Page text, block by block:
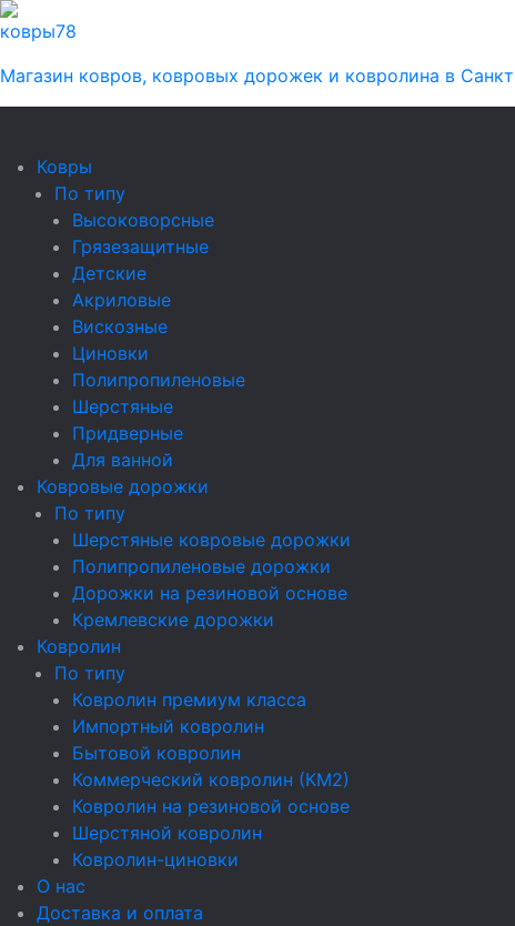
ковры78
Магазин ковров, ковровых дорожек и ковролина в
Ковры
По типу
Высоковорсные
Грязезащитные
Детские
Акриловые
Вискозные
Циновки
Полипропиленовые
Шерстяные
Придверные
Для ванной
Ковровые дорожки
По типу
Шерстяные ковровые дорожки
Полипропиленовые дорожки
Дорожки на резиновой основе
Кремлевские дорожки
Ковролин
По типу
Ковролин премиум класса
Импортный ковролин
Бытовой ковролин
Коммерческий ковролин (КМ2)
Ковролин на резиновой основе
Шерстяной ковролин
Ковролин-циновки
О нас
Доставка и оплата